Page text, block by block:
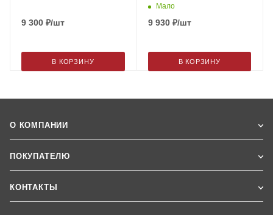
9 300 ₽/шт
В КОРЗИНУ
Мало
9 930₽/шт
В КОРЗИНУ
О КОМПАНИИ
ПОКУПАТЕЛЮ
КОНТАКТЫ